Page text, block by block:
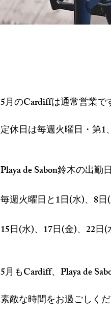
5月のCardiffは通常営業で
定休日は毎週火曜日・第1、
Playa de Sabon鈴木の出勤
毎週火曜日と1日(水)、8日(
15日(水)、17日(金)、22日(
5月もCardiff、Playa de
素敵な時間をお過ごしくだ